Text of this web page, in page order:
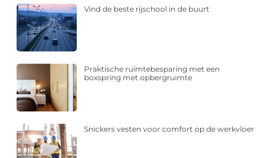
Vind de beste rijschool in de buurt
Praktische ruimtebesparing met een
boxspring met opbergruimte
Snickers vesten voor comfort op de werkvloer